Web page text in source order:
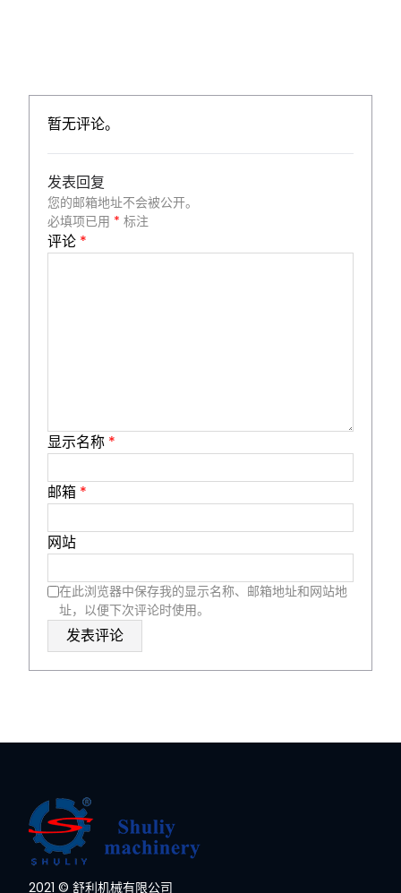
暂无评论。
发表回复
您的邮箱地址不会被公开。
必填项已用 * 标注
评论 *
显示名称 *
邮箱 *
网站
在此浏览器中保存我的显示名称、邮箱地址和网站地
址，以便下次评论时使用。
2021 © 舒利机械有限公司